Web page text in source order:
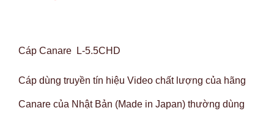
Cáp Canare L-5.5CHD
Cáp dùng truyền tín hiệu Video chất lượng của hãng
Canare của Nhật Bản (Made in Japan) thường dùng